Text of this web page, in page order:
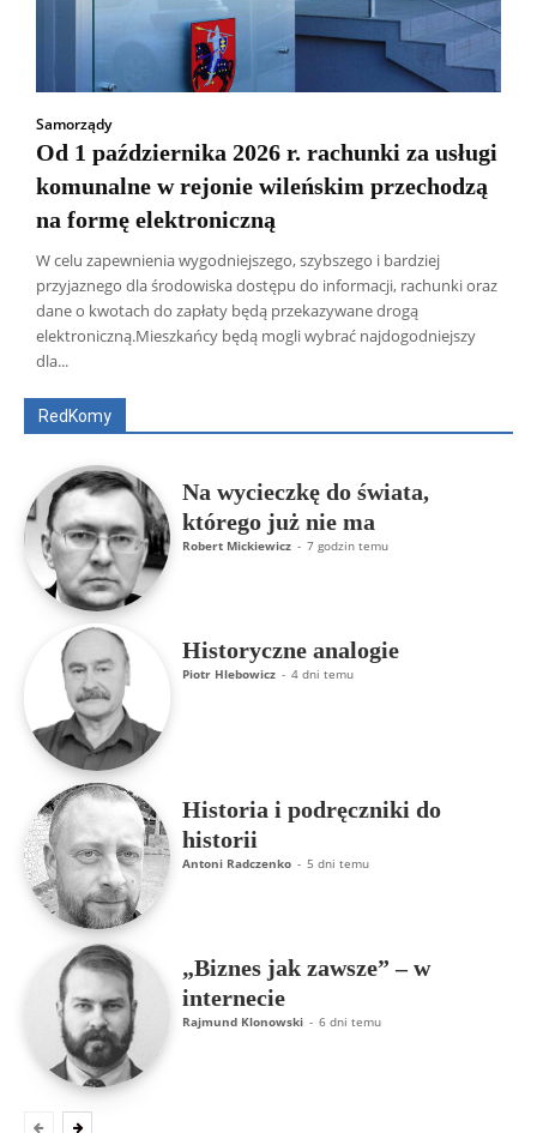
Samorządy
Od 1 października 2026 r. rachunki za usługi
komunalne w rejonie wileńskim przechodzą
na formę elektroniczną
W celu zapewnienia wygodniejszego, szybszego i bardziej
przyjaznego dla środowiska dostępu do informacji, rachunki oraz
dane o kwotach do zapłaty będą przekazywane drogą
elektroniczną.Mieszkańcy będą mogli wybrać najdogodniejszy
dla...
RedKomy
Wszyscy Aleksander Borowik
Antoni Radczenko
Artur Płokszto
Grzegorz Górny
Na wycieczkę do świata,
którego już nie ma
Robert Mickiewicz - 7 godzin temu
Historyczne analogie
Piotr Hlebowicz - 4 dni temu
Historia i podręczniki do
historii
Antoni Radczenko - 5 dni temu
„Biznes jak zawsze” – w
internecie
Rajmund Klonowski - 6 dni temu